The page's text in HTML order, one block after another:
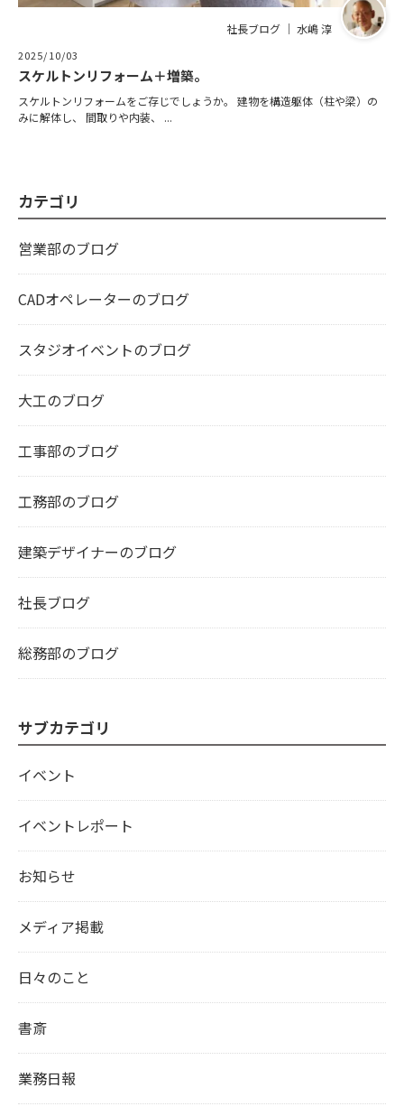
社長ブログ ｜ 水嶋 淳
2025/10/03
スケルトンリフォーム＋増築。
スケルトンリフォームをご存じでしょうか。 建物を構造躯体（柱や梁）の
みに解体し、 間取りや内装、 ...
カテゴリ
営業部のブログ
CADオペレーターのブログ
スタジオイベントのブログ
大工のブログ
工事部のブログ
工務部のブログ
建築デザイナーのブログ
社長ブログ
総務部のブログ
サブカテゴリ
イベント
イベントレポート
お知らせ
メディア掲載
日々のこと
書斎
業務日報